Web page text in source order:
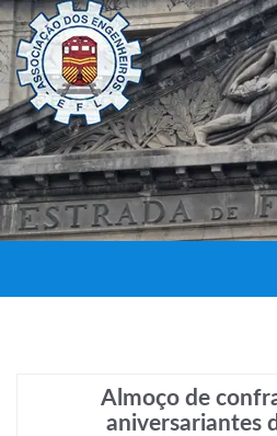
Almoço de
aniversariantes